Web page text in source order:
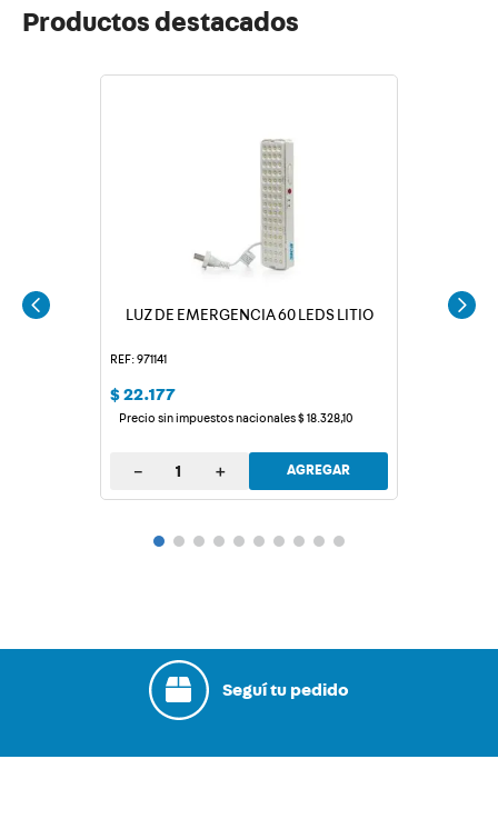
Productos destacados
LUZ DE EMERGENCIA 60 LEDS LITIO
REF: 971141
$22.177
Precio sin impuestos nacionales$18 328,10
＋
－ AGREGAR
Seguí tu pedido